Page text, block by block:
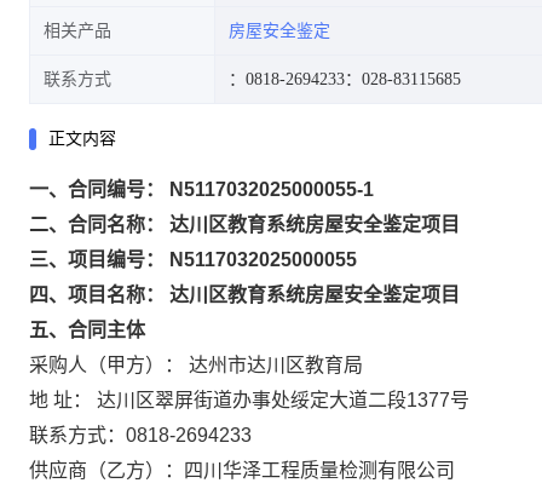
相关产品 房屋安全鉴定
联系方式 ：0818-2694233：028-83115685
正文内容
一、合同编号： N5117032025000055-1
二、合同名称： 达川区教育系统房屋安全鉴定项目
三、项目编号： N5117032025000055
四、项目名称： 达川区教育系统房屋安全鉴定项目
五、合同主体
采购人（甲方）： 达州市达川区教育局
地 址： 达川区翠屏街道办事处绥定大道二段1377号
联系方式：0818-2694233
供应商（乙方）：四川华泽工程质量检测有限公司